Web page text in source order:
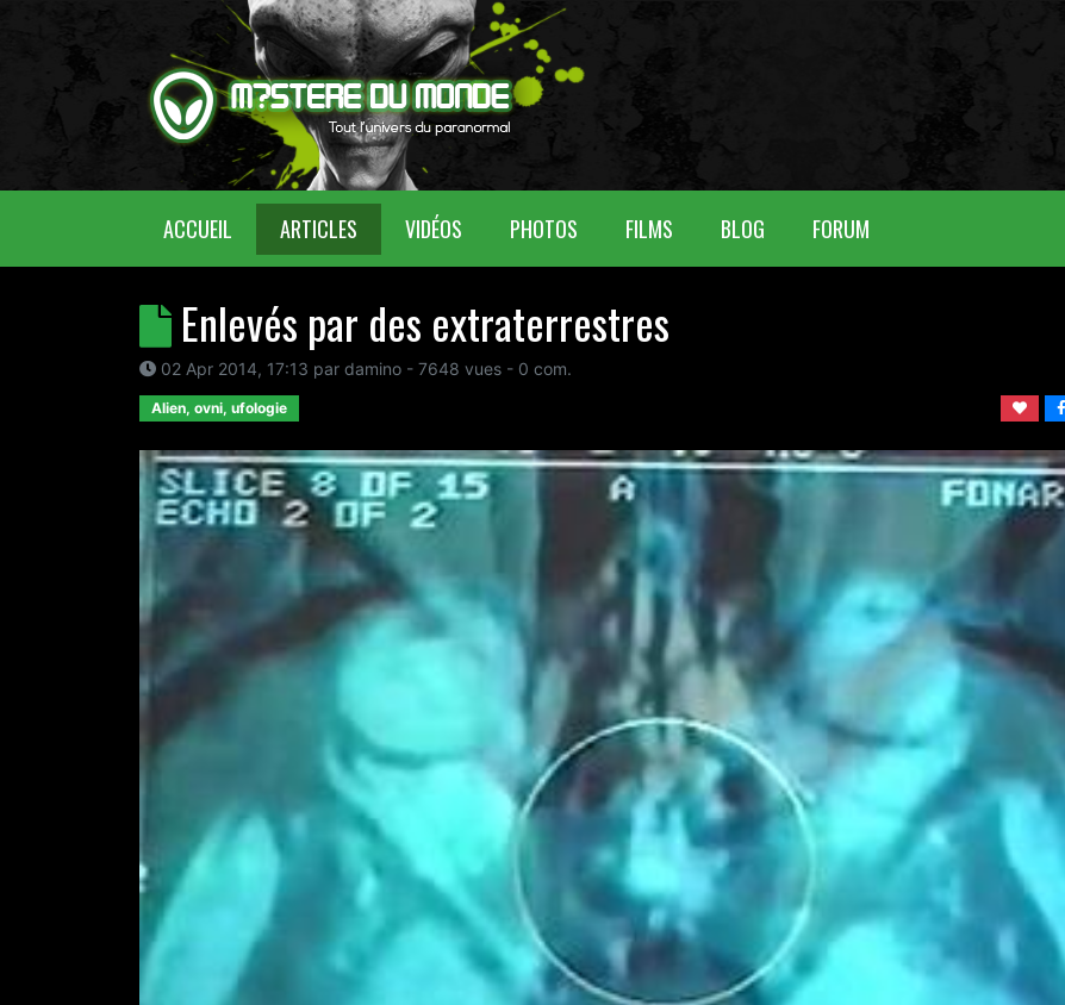
ACCUEIL (CURRENT)ARTICLES VIDÉOS PHOTOS FILMS BLOG FORUM
Enlevés par des extraterrestres
02 Apr 2014, 17:13 par damino - 7648 vues - 0 com.
Alien, ovni, ufologie